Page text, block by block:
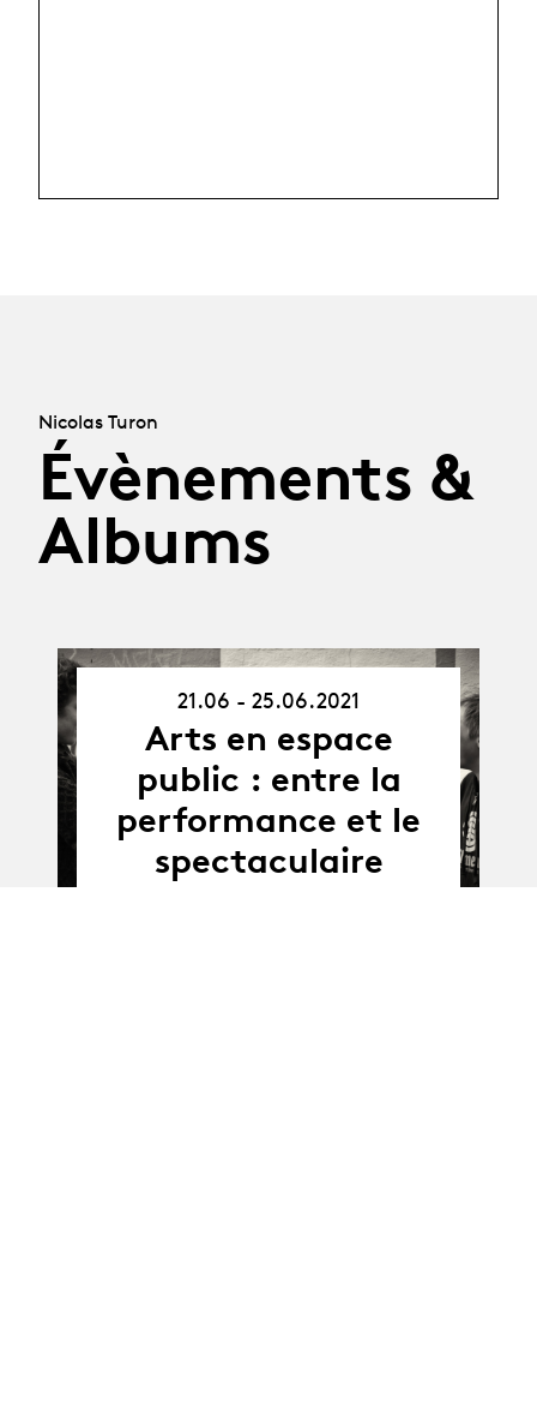
Nicolas Turon
Évènements &
Albums
25.06.21
21.06 - 25.06.2021
Arts en espace
public : entre la
performance et le
spectaculaire